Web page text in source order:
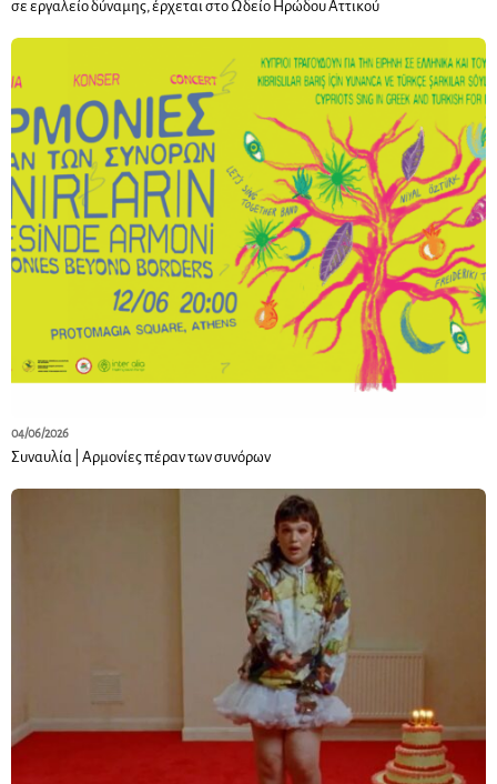
σε εργαλείο δύναμης, έρχεται στο Ωδείο Ηρώδου Αττικού
04/06/2026
Συναυλία | Αρμονίες πέραν των συνόρων